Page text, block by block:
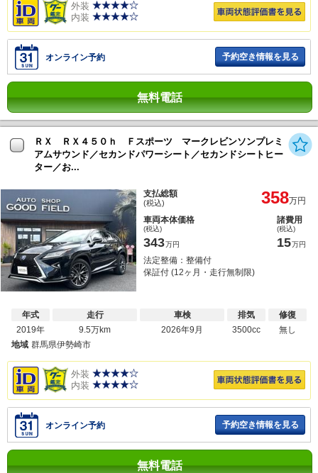
外装
内装
オンライン予約 予約空き情報を見る
無料電話
ＲＸ ＲＸ４５０ｈ Ｆスポーツ マークレビンソンプレミ
アムサウンド／セカンドパワーシート／セカンドシートヒー
ター／お...
支払総額
(税込) 358万円
車両本体価格
(税込)
343万円
諸費用
(税込)
15万円
法定整備：整備付
保証付 (12ヶ月・走行無制限)
年式
2019年
走行
9.5万km
車検
2026年9月
排気
3500cc
修復
無し
地域 群馬県伊勢崎市
外装
内装
オンライン予約 予約空き情報を見る
無料電話